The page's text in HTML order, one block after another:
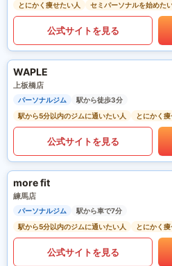
とにかく痩せたい人
セミパーソナルを始めた
公式サイトを見る
WAPLE
上板橋店
パーソナルジム
駅から徒歩3分
駅から5分以内のジムに通いたい人
とにかく
公式サイトを見る
more fit
練馬店
パーソナルジム
駅から車で7分
駅から5分以内のジムに通いたい人
とにかく
公式サイトを見る